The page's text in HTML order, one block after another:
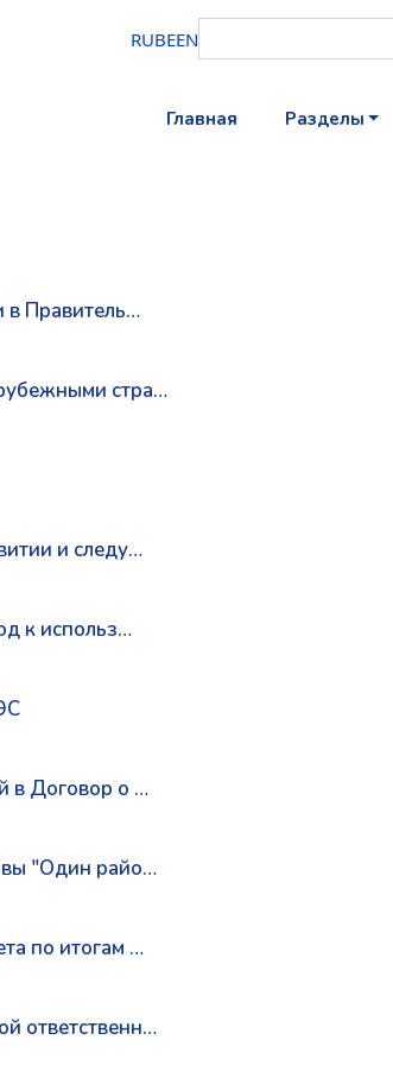
RUBEEN
Главная Разделы
в Правитель…
стра…
и следу…
к использ…
в Договор о …
"Один райо…
по итогам …
ответственн…